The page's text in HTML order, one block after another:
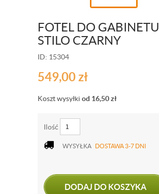
FOTEL DO GABINETU
STILO CZARNY
ID: 15304
549,00zł
Koszt wysyłki od 16,50zł
Ilość
WYSYŁKA DOSTAWA 3-7 DNI
DODAJ DO KOSZYKA